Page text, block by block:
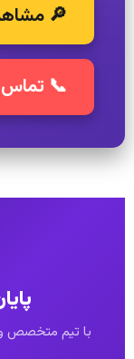
🔎
📞 تماس سریع:
با تیم متخصص